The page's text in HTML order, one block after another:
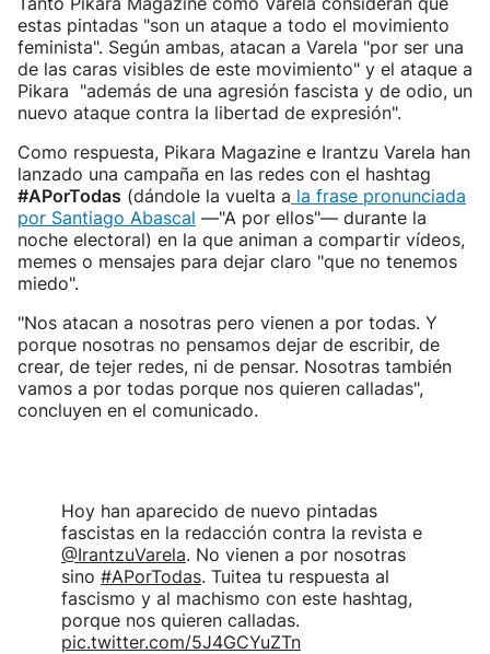
estas pintadas "son un ataque a todo el movimiento
feminista". Según ambas, atacan a Varela "por ser una
de las caras visibles de este movimiento" y el ataque a
Pikara "además de una agresión fascista y de odio, un
nuevo ataque contra la libertad de expresión".
Como respuesta, Pikara Magazine e Irantzu Varela han
lanzado una campaña en las redes con el hashtag
#APorTodas (dándole la vuelta a la frase pronunciada
por Santiago Abascal —"A por ellos"— durante la
noche electoral) en la que animan a compartir vídeos,
memes o mensajes para dejar claro "que no tenemos
miedo".
"Nos atacan a nosotras pero vienen a por todas. Y
porque nosotras no pensamos dejar de escribir, de
crear, de tejer redes, ni de pensar. Nosotras también
vamos a por todas porque nos quieren calladas",
concluyen en el comunicado.
Hoy han aparecido de nuevo pintadas
fascistas en la redacción contra la revista e
@IrantzuVarela. No vienen a por nosotras
sino #APorTodas. Tuitea tu respuesta al
fascismo y al machismo con este hashtag,
porque nos quieren calladas.
pic.twitter.com/5J4GCYuZTn